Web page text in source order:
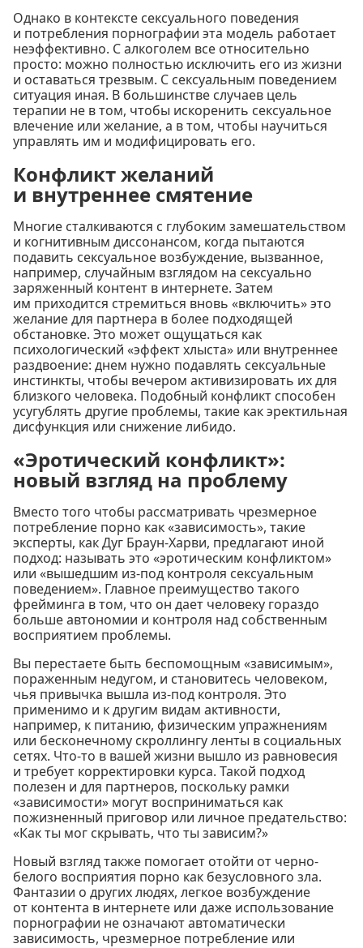
Однако в контексте сексуального поведения
и потребления порнографии эта модель работает
неэффективно. С алкоголем все относительно
просто: можно полностью исключить его из жизни
и оставаться трезвым. С сексуальным поведением
ситуация иная. В большинстве случаев цель
терапии не в том, чтобы искоренить сексуальное
влечение или желание, а в том, чтобы научиться
управлять им и модифицировать его.
Конфликт желаний
и внутреннее смятение
Многие сталкиваются с глубоким замешательством
и когнитивным диссонансом, когда пытаются
подавить сексуальное возбуждение, вызванное,
например, случайным взглядом на сексуально
заряженный контент в интернете. Затем
им приходится стремиться вновь «включить» это
желание для партнера в более подходящей
обстановке. Это может ощущаться как
психологический «эффект хлыста» или внутреннее
раздвоение: днем нужно подавлять сексуальные
инстинкты, чтобы вечером активизировать их для
близкого человека. Подобный конфликт способен
усугублять другие проблемы, такие как эректильная
дисфункция или снижение либидо.
«Эротический конфликт»:
новый взгляд на проблему
Вместо того чтобы рассматривать чрезмерное
потребление порно как «зависимость», такие
эксперты, как Дуг Браун-Харви, предлагают иной
подход: называть это «эротическим конфликтом»
или «вышедшим из-под контроля сексуальным
поведением». Главное преимущество такого
фрейминга в том, что он дает человеку гораздо
больше автономии и контроля над собственным
восприятием проблемы.
Вы перестаете быть беспомощным «зависимым»,
пораженным недугом, и становитесь человеком,
чья привычка вышла из-под контроля. Это
применимо и к другим видам активности,
например, к питанию, физическим упражнениям
или бесконечному скроллингу ленты в социальных
сетях. Что-то в вашей жизни вышло из равновесия
и требует корректировки курса. Такой подход
полезен и для партнеров, поскольку рамки
«зависимости» могут восприниматься как
пожизненный приговор или личное предательство:
«Как ты мог скрывать, что ты зависим?»
Новый взгляд также помогает отойти от черно-
белого восприятия порно как безусловного зла.
Фантазии о других людях, легкое возбуждение
от контента в интернете или даже использование
порнографии не означают автоматически
зависимость, чрезмерное потребление или